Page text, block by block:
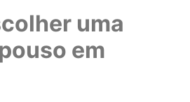
uma
em